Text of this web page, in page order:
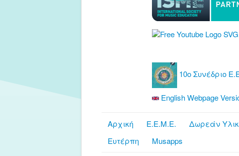
10ο Συνέδριο
English Webpage
Αρχική Ε.Ε.Μ.Ε. Δωρεάν
Ευτέρπη
Musapps